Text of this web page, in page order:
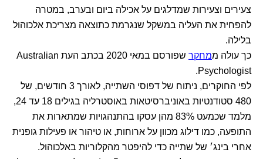
צעירים וצעירות שמדלגים על אכילה ביום ובערב, במטרה
להפחית את העליה במשקל שנגרמת כתוצאה מצריכת אלכוהול
בלילה.
כך עולה ממחקר
שפורסם במאי 2020 בכתב העת Australian
Psychologist.
לפי החוקרים, ניתוח של דפוסי השתייה, לאורך 3 חודשים, של
480 סטודנטיות באוניברסיטאות באוסטרליה בגילים 18 עד 24,
מלמד שכמעט 83% מהן עסקו בהתנהגויות שמתארות את
התופעה, כמו דילוג מכוון על ארוחות, או טיהור או פעילות גופנית
אחרי בינג׳ של שתייה כדי להיפטר מהקלוריות באלכוהול.